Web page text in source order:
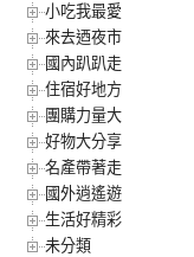
小吃我最愛
來去迺夜市
國內趴趴走
住宿好地方
團購力量大
好物大分享
名產帶著走
國外逍遙遊
生活好精彩
未分類